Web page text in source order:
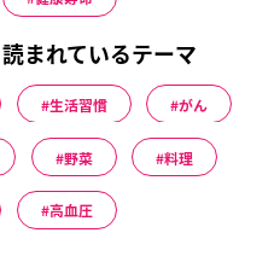
まれているテーマ
生活習慣 がん
野菜 料理
高血圧